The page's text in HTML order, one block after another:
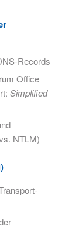
Records
Office
Simplified
NTLM)